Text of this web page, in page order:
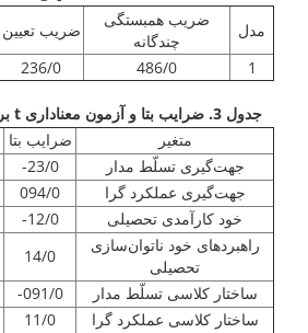
مدل
ضریب همبستگی
چندگانه
ضریب تعیین
1
486/0
236/0
جدول 3 . ضرایب بتا و آزمون معناداری t
متغیر
ضرایب بتا
جهت‌گیری تسلّط مدار
23/0-
جهت‌گیری عملکرد گرا
094/0
خود کارآمدی تحصیلی
12/0-
راهبردهای خود ناتوان‌سازی
تحصیلی
14/0
ساختار کلاسی تسلّط مدار
091/0-
ساختار کلاسی عملکرد گرا
11/0